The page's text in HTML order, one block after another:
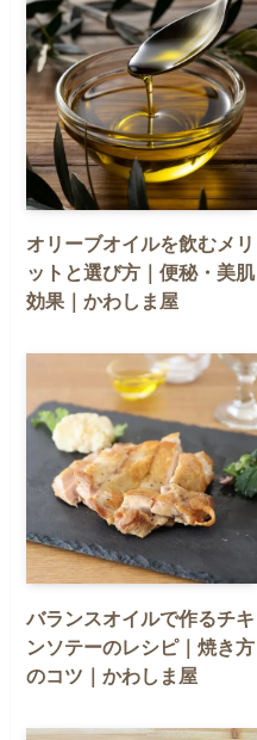
オリーブオイルを飲むメリ
ットと選び方｜便秘・美肌
効果｜かわしま屋
バランスオイルで作るチキ
ンソテーのレシピ｜焼き方
のコツ｜かわしま屋